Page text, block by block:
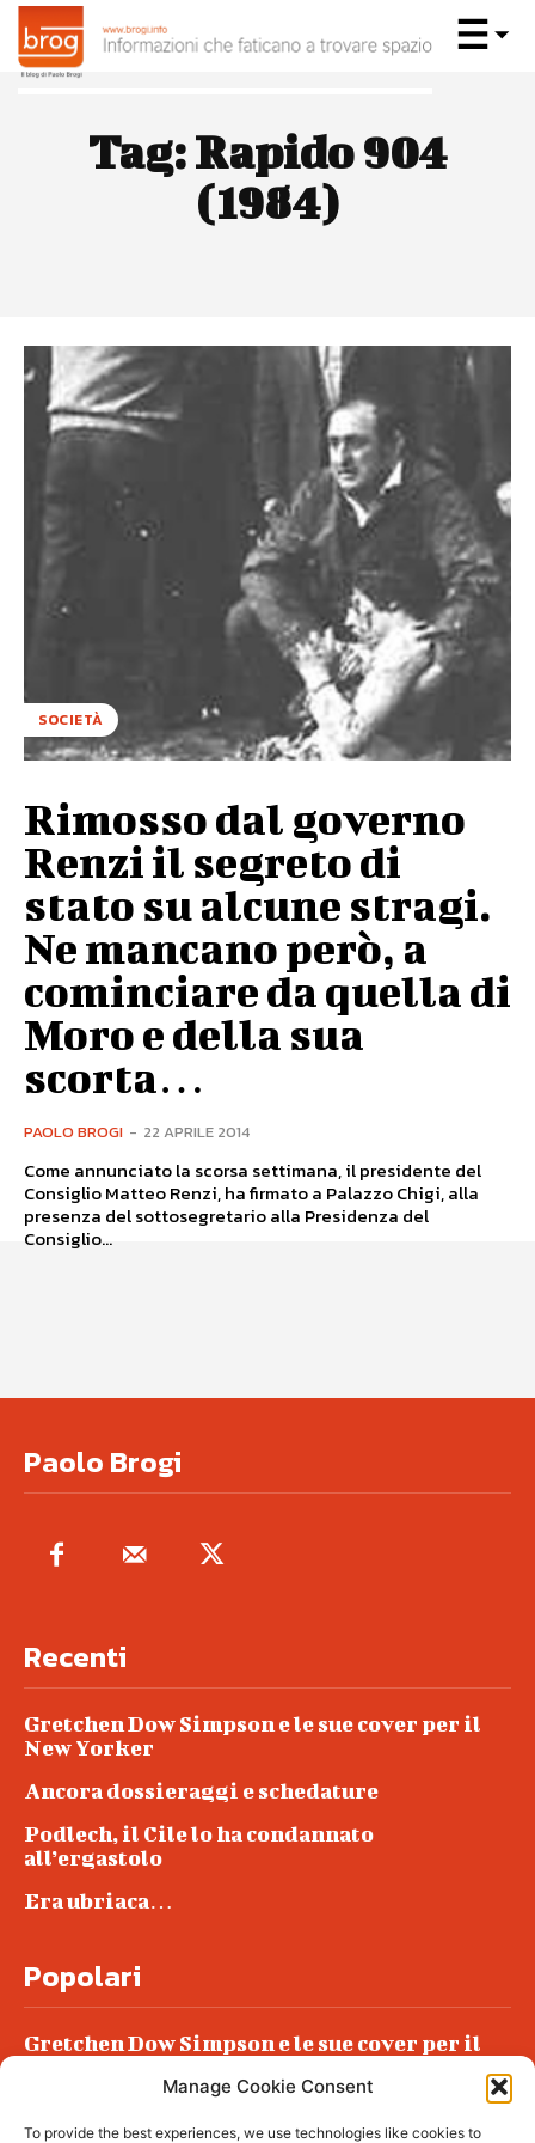
Manage Cookie Consent
To provide the best experiences, we use technologies like cookies to
Tag:Rapido 904
(1984)
SOCIETÀ
Rimosso dal governo
Renzi il segreto di
stato su alcune stragi.
Ne mancano però, a
cominciare da quella di
Moro e della sua
scorta…
PAOLO BROGI - 22 APRILE 2014
Come annunciato la scorsa settimana, il presidente del
Consiglio Matteo Renzi, ha firmato a Palazzo Chigi, alla
presenza del sottosegretario alla Presidenza del
Consiglio...
Paolo Brogi
Recenti
Gretchen Dow Simpson e le sue cover per il
New Yorker
Ancora dossieraggi e schedature
Podlech, il Cile lo ha condannato
all’ergastolo
Era ubriaca…
Popolari
Gretchen Dow Simpson e le sue cover per il